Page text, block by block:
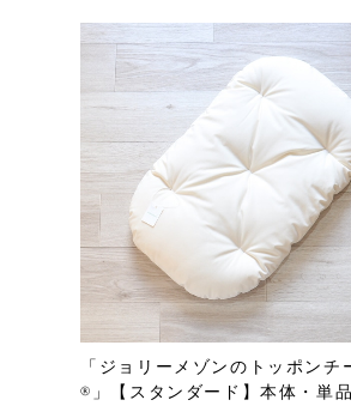
「ジョリーメゾンのトッポンチ
®︎」【スタンダード】本体・単